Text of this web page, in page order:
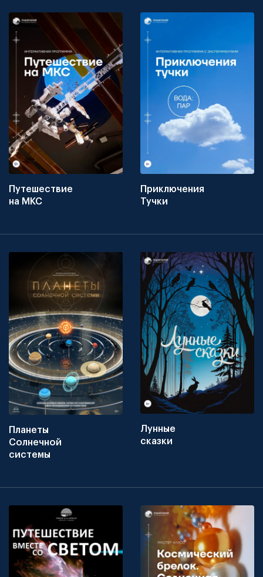
Путешествие
на МКС
Приключения
Тучки
Планеты
Солнечной
системы
Лунные
сказки